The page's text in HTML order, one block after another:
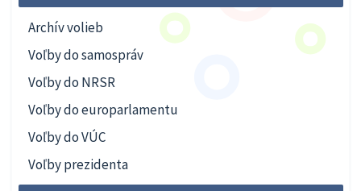
Archív volieb
Voľby do samospráv
Voľby do NRSR
Voľby do europarlamentu
Voľby do VÚC
Voľby prezidenta